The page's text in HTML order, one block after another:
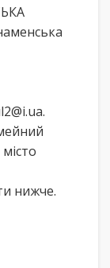
нижче.